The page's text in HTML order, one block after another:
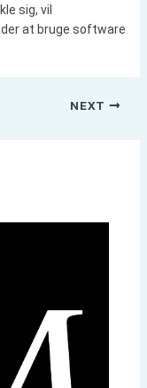
sig, vil
at bruge software
NEXT